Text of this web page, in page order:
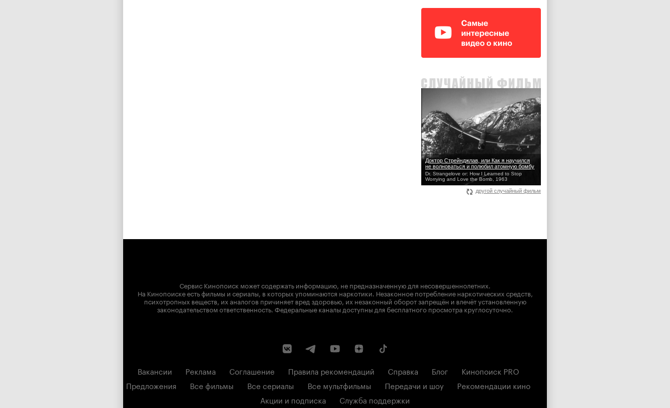
Доктор Стрейнджлав, или Как я научился
не волноваться и полюбил атомную бомбу
Dr. Strangelove or: How I Learned to Stop
Worrying and Love the Bomb, 1963
другой случайный фильм
Сервис Кинопоиск может содержать информацию, не предназначенную для несовершеннолетних.
На Кинопоиске есть фильмы и сериалы, в которых упоминаются наркотики. Незаконное потребление наркотических средств,
психотропных веществ, их аналогов причиняет вред здоровью, их незаконный оборот запрещён и влечёт установленную
законодательством ответственность. Федеральные каналы доступны для бесплатного просмотра круглосуточно.
Вакансии Реклама Соглашение Правила рекомендаций Справка Блог
Кинопоиск PRO
Предложения
Все фильмы Все сериалы Все мультфильмы Передачи и шоу
Рекомендации кино
Акции и подписка
Служба поддержки